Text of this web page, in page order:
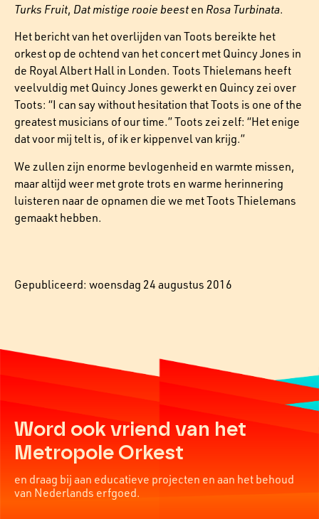
Turks Fruit, Dat mistige rooie beesten Rosa Turbinata.
Het bericht van het overlijden van Toots bereikte het
orkest op de ochtend van het concert met Quincy Jones in
de Royal Albert Hall in Londen. Toots Thielemans heeft
veelvuldig met Quincy Jones gewerkt en Quincy zei over
Toots: “I can say without hesitation that Toots is one of the
greatest musicians of our time.” Toots zei zelf: “Het enige
dat voor mij telt is, of ik er kippenvel van krijg.”
We zullen zijn enorme bevlogenheid en warmte missen,
maar altijd weer met grote trots en warme herinnering
luisteren naar de opnamen die we met Toots Thielemans
gemaakt hebben.
Gepubliceerd: woensdag 24 augustus 2016
Word ook vriend van het
Metropole Orkest
en draag bij aan educatieve projecten en aan het behoud
van Nederlands erfgoed.